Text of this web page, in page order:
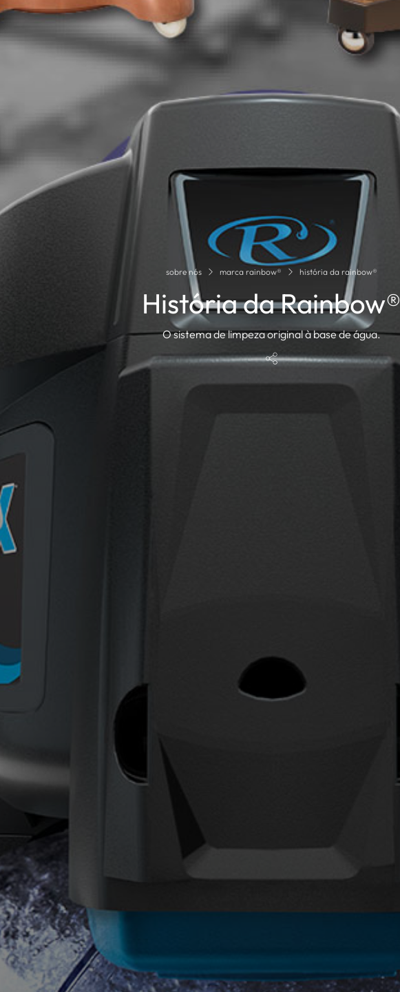
sobre nós marca rainbow® história da rainbow®
História da Rainbow®
O sistema de limpeza original à base de água.